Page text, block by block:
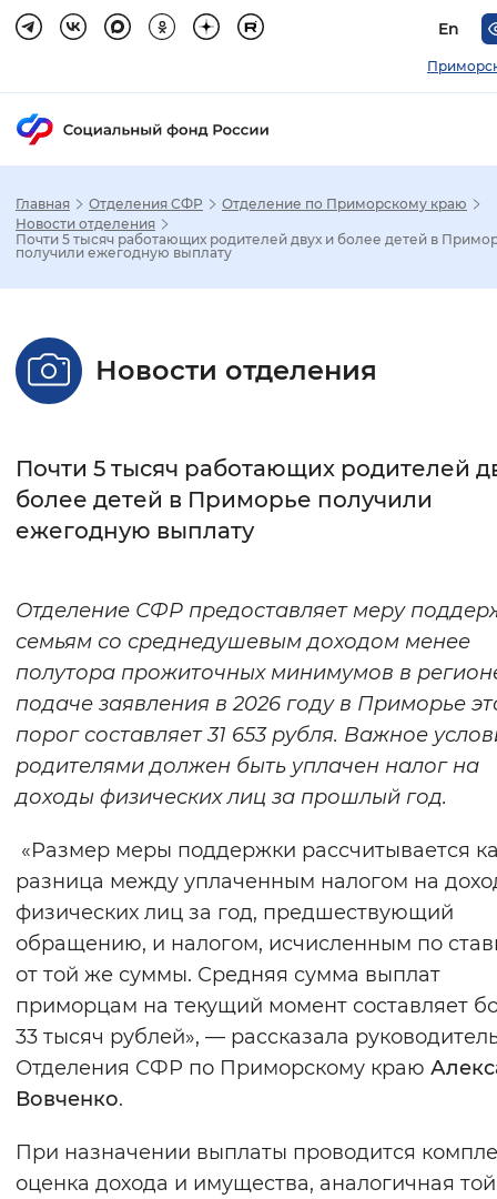
En
Стандартный Увеличенный
Без засечек С засечками
Интервал между буквами
Цвет сайта
Монохромный Инверсивный
Синий фон
Изображения
Звуковой ассистент
Воспроизвести Остановить
Вернуть стандартные настройки
Главная Отделения СФР
Отделение по Приморскому краю
Новости отделения
Почти 5 тысяч работающих родителей двух и более детей в
получили ежегодную выплату
Новости отделения
Почти 5 тысяч работающих родителей
более детей в Приморье получили
ежегодную выплату
Отделение СФР предоставляет меру
семьям со среднедушевым доходом менее
полутора прожиточных минимумов в
подаче заявления в 2026 году в Приморье
порог составляет 31 653 рубля. Важное
родителями должен быть уплачен налог на
доходы физических лиц за прошлый год.
«Размер меры поддержки рассчитывается
разница между уплаченным налогом на
физических лиц за год, предшествующий
обращению, и налогом, исчисленным по
от той же суммы. Средняя сумма выплат
приморцам на текущий момент составляет
33 тысяч рублей», — рассказала
Отделения СФР по Приморскому краю
Вовченко.
При назначении выплаты проводится
оценка дохода и имущества, аналогичная